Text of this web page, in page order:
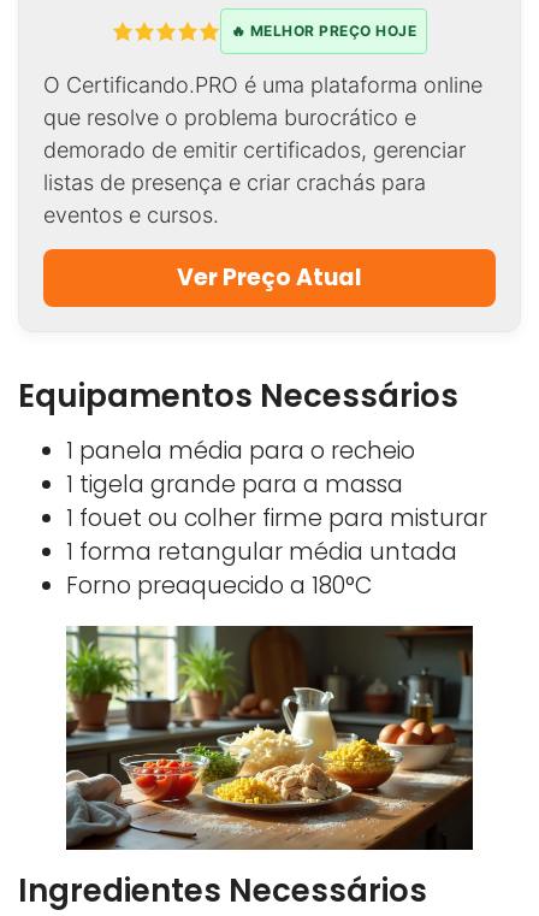
🔥 MELHOR PREÇO HOJE
O Certificando.PRO é uma plataforma online
que resolve o problema burocrático e
demorado de emitir certificados, gerenciar
listas de presença e criar crachás para
eventos e cursos.
Ver Preço Atual
Equipamentos Necessários
1 panela média para o recheio
1 tigela grande para a massa
1 fouet ou colher firme para misturar
1 forma retangular média untada
Forno preaquecido a 180°C
Ingredientes Necessários